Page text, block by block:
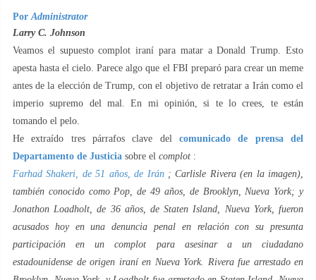
Por Administrator
Larry C. Johnson
Veamos el supuesto complot iraní para matar a Donald Trump. Esto
apesta hasta el cielo. Parece algo que el FBI preparó para crear un meme
antes de la elección de Trump, con el objetivo de retratar a Irán como el
imperio supremo del mal. En mi opinión, si te lo crees, te están
tomando el pelo.
He extraído tres párrafos clave del comunicado de prensa del
Departamento de Justicia sobre el complot :
Farhad Shakeri, de 51 años, de Irán; Carlisle Rivera (en la imagen),
también conocido como Pop, de 49 años, de Brooklyn, Nueva York; y
Jonathon Loadholt, de 36 años, de Staten Island, Nueva York, fueron
acusados ​​hoy en una denuncia penal en relación con su presunta
participación en un complot para asesinar a un ciudadano
estadounidense de origen iraní en Nueva York. Rivera fue arrestado en